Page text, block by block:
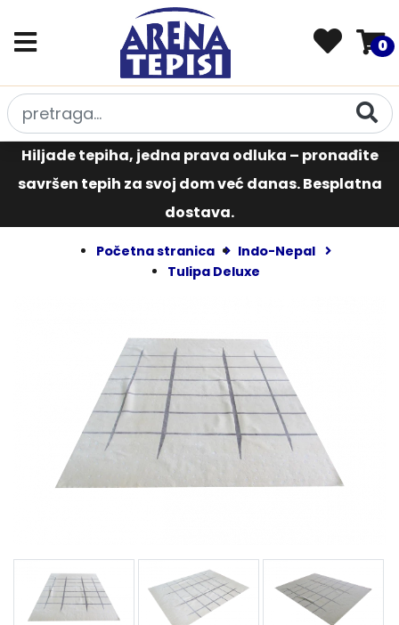
0
Hiljade tepiha, jedna prava odluka – pronađite
savršen tepih za svoj dom već danas. Besplatna
dostava.
Početna stranica
Indo-Nepal
Tulipa Deluxe